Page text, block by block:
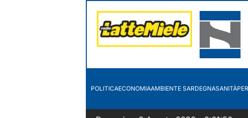
POLITICAECONOMIAAMBIENTE SARDEGNASANITÀ